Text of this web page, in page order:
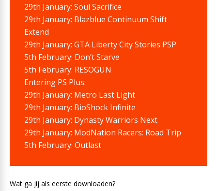
29th January: Soul Sacrifice
29th January: Blazblue Continuum Shift
Extend
29th January: GTA Liberty City Stories PSP
5th February: Don’t Starve
5th February: RESOGUN
Entering PS Plus:
29th January: Metro Last Light
29th January: BioShock Infinite
29th January: Dynasty Warriors Next
29th January: ModNation Racers: Road Trip
5th February: Outlast
Wat ga jij als eerste downloaden?